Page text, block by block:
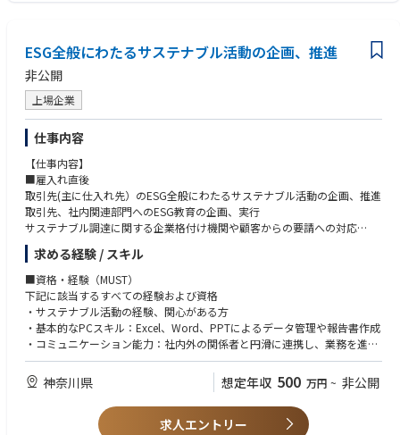
念を実現するための貢献ができること。また、同じ目的を持つ仲間同士で
お互いを高めあえる環境があり、自らの成長を通して、共に働くフィール
ドサービススタッフのロールモデル的存在としてキャリアアップの支援を
行うなど、人と組織の成長を支える役割を担える。
＜キャリアパスについて＞
・オフィスマネージャー（OM）の上位職としてジェネラルオフィスマネ
ージャー（GOM）というポジションがあります。各エリアに配属するオフ
ィスマネージャーを統括する立場で、本社チームと連携しながら支社ガバ
ナンスの向上を目指します。
・個人のキャリアを拡充していくため、あるいは職務上必要であれば異動
していただくこともあります。また、社内公募の仕組み（ジョブポスティ
ング）を活用し、希望する職種、職務へ自ら異動することも可能です。
（入社後2年経過以上から）
ナーの制度や支社内の事務業務、マネージャー業務について学びます。定
年まで働く方も多く、入社後の定着率の高さも特徴です。
ESG全般にわたるサステナブル活動の企画、推進
非公開
上場企業
仕事内容
【仕事内容】
■雇入れ直後
取引先(主に仕入れ先）のESG全般にわたるサステナブル活動の企画、推進
取引先、社内関連部門へのESG教育の企画、実行
サステナブル調達に関する企業格付け機関や顧客からの要請への対応
【同社について】
創業以来、計測と制御の技術で大規模な建物やプラント、工場の自動化を
実現し社会に貢献してきた総合オートメーションメーカーです。近年では
より人々の生活に身近なライフオートメーション事業を展開するなど、ま
すます事業の幅を広げています。
在宅勤務制度あり（週2日以上出社。制度利用は業務により判断）
求める経験 / スキル
■資格・経験（MUST）
下記に該当するすべての経験および資格
・サステナブル活動の経験、関心がある方
・基本的なPCスキル：Excel、Word、PPTによるデータ管理や報告書作成
・コミュニケーション能力：社内外の関係者と円滑に連携し、業務を進め
ることができる
■資格・経験（WANT）
下記に該当するいずれかの経験または資格
・取引先とコンタクト、交渉経験のある方
神奈川県 想定年収 500 万円 ~ 非公開
求人エントリー